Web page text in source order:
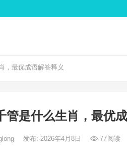
，最优成语解答释义
管是什么生肖，最优
发布: 2026年4月8日 77阅读